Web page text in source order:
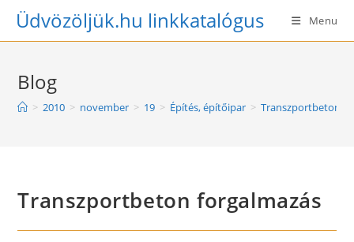
SkipÜdvözöljük.hu linkkatalógus Menu
Blog
> 2010 > november > 19 > Építés, építőipar > Transzportbeton
Transzportbeton forgalmazás